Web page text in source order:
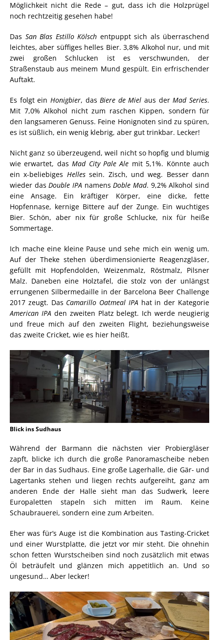
Möglichkeit nicht die Rede – gut, dass ich die Holzprügel
noch rechtzeitig gesehen habe!
Das San Blas Estillo Kölsch entpuppt sich als überraschend
leichtes, aber süffiges helles Bier. 3,8% Alkohol nur, und mit
zwei großen Schlucken ist es verschwunden, der
Straßenstaub aus meinem Mund gespült. Ein erfrischender
Auftakt.
Es folgt ein Honigbier, dasBiere de Miel aus derMad Series.
Mit 7,0% Alkohol nicht zum raschen Kippen, sondern für
den langsameren Genuss. Feine Honignoten sind zu spüren,
es ist süßlich, ein wenig klebrig, aber gut trinkbar. Lecker!
Nicht ganz so überzeugend, weil nicht so hopfig und blumig
wie erwartet, dasMad City Pale Ale mit 5,1%. Könnte auch
ein x-beliebiges Hellessein. Zisch, und weg. Besser dann
wieder dasDouble IPA namensDoble Mad. 9,2% Alkohol sind
eine Ansage. Ein kräftiger Körper, eine dicke, fette
Hopfennase, kernige Bittere auf der Zunge. Ein wuchtiges
Bier. Schön, aber nix für große Schlucke, nix für heiße
Sommertage.
Ich mache eine kleine Pause und sehe mich ein wenig um.
Auf der Theke stehen überdimensionierte Reagenzgläser,
gefüllt mit Hopfendolden, Weizenmalz, Röstmalz, Pilsner
Malz. Daneben eine Holztafel, die stolz von der unlängst
errungenen Silbermedaille in der Barcelona Beer Challenge
2017 zeugt. Das Camarillo Oatmeal IPAhat in der Kategorie
American IPAden zweiten Platz belegt. Ich werde neugierig
und freue mich auf den zweiten Flight, beziehungsweise
das zweite Cricket, wie es hier heißt.
Blick ins Sudhaus
Während der Barmann die nächsten vier Probiergläser
zapft, blicke ich durch die große Panoramascheibe neben
der Bar in das Sudhaus. Eine große Lagerhalle, die Gär- und
Lagertanks stehen und liegen rechts aufgereiht, ganz am
anderen Ende der Halle sieht man das Sudwerk, leere
Europaletten stapeln sich mitten im Raum. Keine
Schaubrauerei, sondern eine zum Arbeiten.
Eher was für’s Auge ist die Kombination aus Tasting-Cricket
und einer Wurstplatte, die jetzt vor mir steht. Die ohnehin
schon fetten Wurstscheiben sind noch zusätzlich mit etwas
Öl beträufelt und glänzen mich appetitlich an. Und so
ungesund… Aber lecker!